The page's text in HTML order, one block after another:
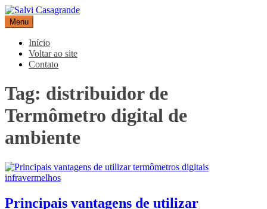
Pular
para
o
conteúdo
Salvi Casagrande
Especialistas em equipamentos de medição e automação
Menu
Início
Voltar ao site
Contato
Tag: distribuidor de
Termômetro digital de
ambiente
Principais vantagens de utilizar